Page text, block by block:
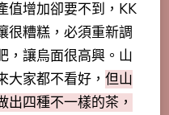
值增加卻要不到，KK
很糟糕，必須重新調
，讓烏面很高興。山
家都不看好， 但山
四種不一樣的茶，